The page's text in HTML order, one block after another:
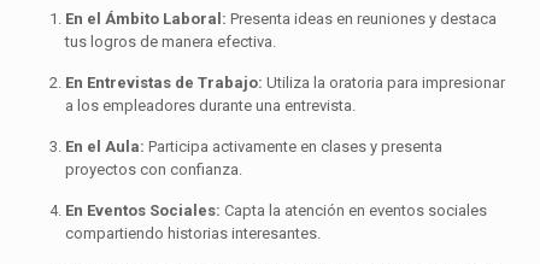
En el Ámbito Laboral: Presenta ideas en reuniones y destaca
tus logros de manera efectiva.
En Entrevistas de Trabajo: Utiliza la oratoria para impresionar
a los empleadores durante una entrevista.
En el Aula: Participa activamente en clases y presenta
proyectos con confianza.
En Eventos Sociales: Capta la atención en eventos sociales
compartiendo historias interesantes.